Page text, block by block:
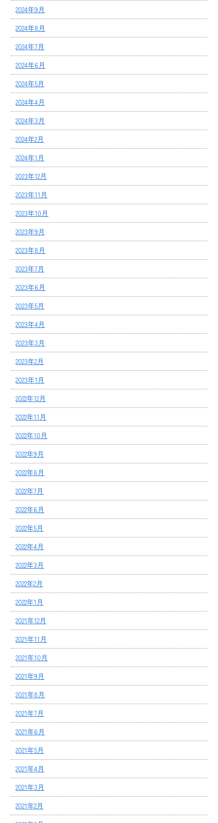
2024年9月
2024年8月
2024年7月
2024年6月
2024年5月
2024年4月
2024年3月
2024年2月
2024年1月
2023年12月
2023年11月
2023年10月
2023年9月
2023年8月
2023年7月
2023年6月
2023年5月
2023年4月
2023年3月
2023年2月
2023年1月
2022年12月
2022年11月
2022年10月
2022年9月
2022年8月
2022年7月
2022年6月
2022年5月
2022年4月
2022年3月
2022年2月
2022年1月
2021年12月
2021年11月
2021年10月
2021年9月
2021年8月
2021年7月
2021年6月
2021年5月
2021年4月
2021年3月
2021年2月